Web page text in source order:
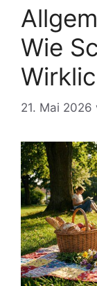
Wie
21. Mai 2026